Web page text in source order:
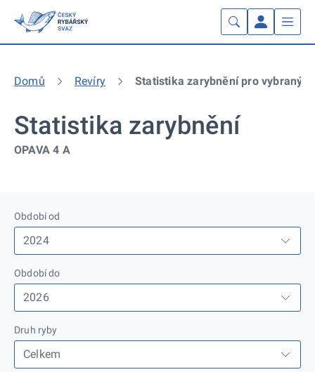
Domů Revíry Statistika zarybnění pro vybraný
Statistika zarybnění
OPAVA 4 A
Období od
Období do
Druh ryby